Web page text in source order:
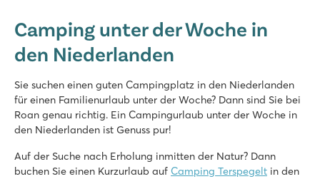
Holland - - Nordbrabant - Kaatsheuvel
★ ★ ★
Beheiztes Hallenbad, coole Außenrutschen und
Schöne Lage in der Nähe der Loonse und Drunense Dünen
Nur 8 Minuten mit dem Auto vom Efteling-Vergnügungspark
Valamar Camping Lanterna
Valamar Camping Lanterna
Kroatien - Kroatische Küste - Istrien - Poreč
Camping unter der Woche in
den Niederlanden
Sie suchen einen guten Campingplatz in den Niederlanden
für einen Familienurlaub unter der Woche? Dann sind Sie bei
Roan genau richtig. Ein Campingurlaub unter der Woche in
den Niederlanden ist Genuss pur!
Auf der Suche nach Erholung inmitten der Natur? Dann
buchen Sie einen Kurzurlaub auf Camping Terspegelt in den